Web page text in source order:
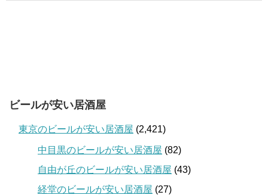
ビールが安い居酒屋
東京のビールが安い居酒屋 (2,421)
中目黒のビールが安い居酒屋 (82)
自由が丘のビールが安い居酒屋 (43)
経堂のビールが安い居酒屋 (27)